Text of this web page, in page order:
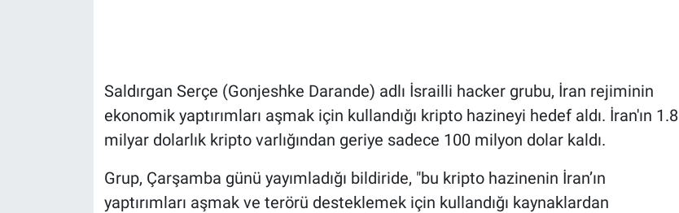
Saldırgan Serçe (Gonjeshke Darande) adlı İsrailli hacker grubu, İran rejiminin
ekonomik yaptırımları aşmak için kullandığı kripto hazineyi hedef aldı. İran'ın 1.8
milyar dolarlık kripto varlığından geriye sadece 100 milyon dolar kaldı.
Grup, Çarşamba günü yayımladığı bildiride, "bu kripto hazinenin İran’ın
yaptırımları aşmak ve terörü desteklemek için kullandığı kaynaklardan